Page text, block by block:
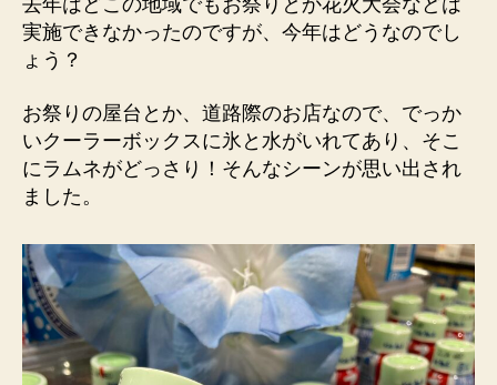
メ
ガ
ョ
コ
と
去年はどこの地域でもお祭りとか花火大会などは
実施できなかったのですが、今年はどうなのでし
ょう？
お祭りの屋台とか、道路際のお店なので、でっか
いクーラーボックスに氷と水がいれてあり、そこ
にラムネがどっさり！そんなシーンが思い出され
ました。